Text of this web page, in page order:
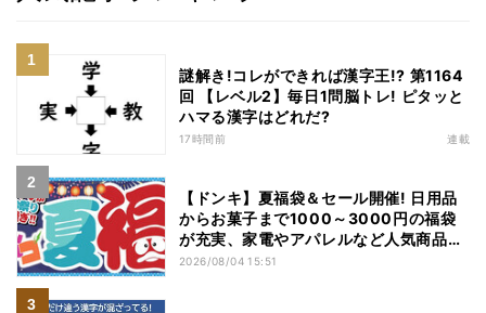
謎解き!コレができれば漢字王!? 第1164
回 【レベル2】毎日1問脳トレ! ピタッと
ハマる漢字はどれだ?
17時間前 連載
【ドンキ】夏福袋＆セール開催! 日用品
からお菓子まで1000～3000円の福袋
が充実、家電やアパレルなど人気商品も
特価
2026/08/04 15:51